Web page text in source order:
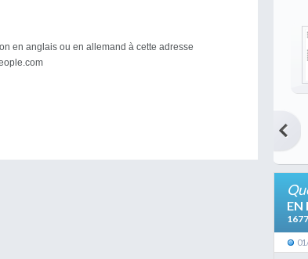
en anglais ou en allemand à cette adresse
EN